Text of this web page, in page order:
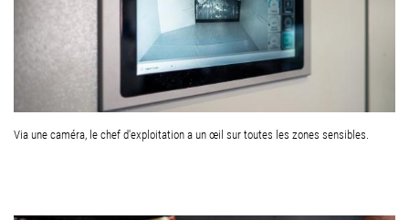
Via une caméra, le chef d'exploitation a un œil sur toutes les zones sensibles.